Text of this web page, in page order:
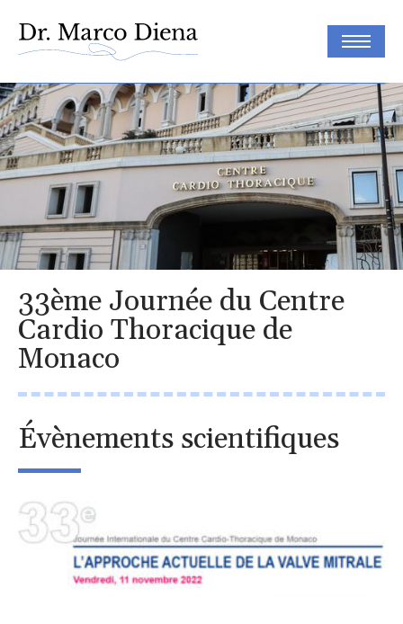
33ème Journée du Centre
Cardio Thoracique de
Monaco
Évènements scientifiques